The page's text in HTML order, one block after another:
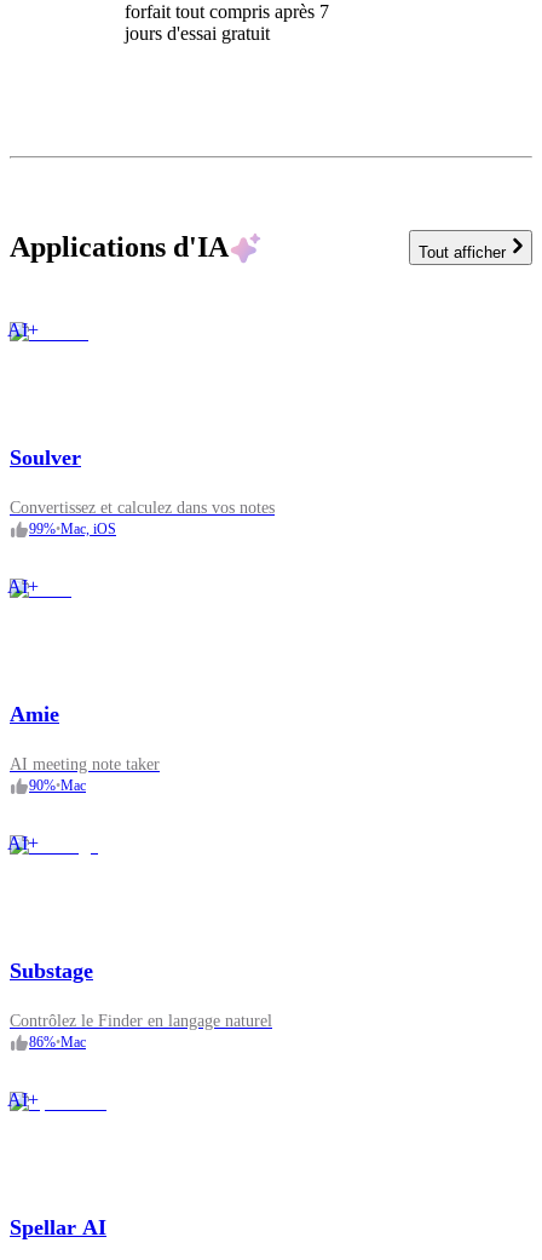
forfait tout compris après 7
jours d'essai gratuit
Applications d'IA Tout afficher
AI+
Soulver
Convertissez et calculez dans vos notes
99%•Mac, iOS
AI+
Amie
AI meeting note taker
90%•Mac
AI+
Substage
Contrôlez le Finder en langage naturel
86%•Mac
AI+
Spellar AI